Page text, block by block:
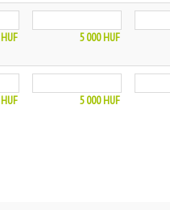
HUF 5 000HUF
HUF 5 000HUF